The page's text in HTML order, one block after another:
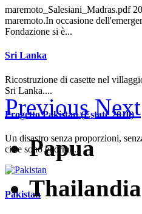
maremoto_Salesiani_Madras.pdf
maremoto.In occasione
Fondazione si è...
Sri Lanka
Ricostruzione di casette nel
Sri Lanka....
Progetto Pakistan (Estate 2010)
Un disastro senza proporzioni,
cifre sono enormi....
Pakistan
Previous Next
Papua
Thailandia